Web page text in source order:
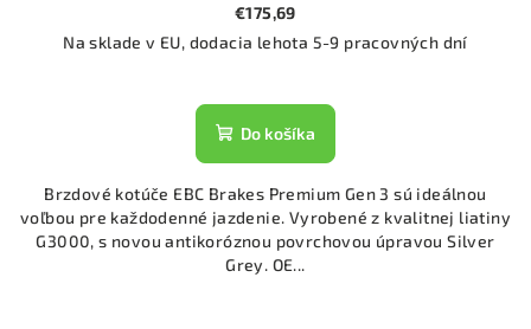
€175,69
Na sklade v EU, dodacia lehota 5-9 pracovných dní
Do košíka
Brzdové kotúče EBC Brakes Premium Gen 3 sú ideálnou
voľbou pre každodenné jazdenie. Vyrobené z kvalitnej liatiny
G3000, s novou antikoróznou povrchovou úpravou Silver
Grey. OE...